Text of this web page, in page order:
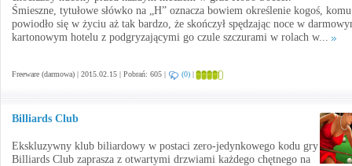
Śmieszne, tytułowe słówko na „H” oznacza bowiem określenie kogoś,
powiodło się w życiu aż tak bardzo, że skończył spędzając noce w
kartonowym hotelu z podgryzającymi go czule szczurami w rolach w...
Freeware (darmowa) | 2015.02.15 | Pobrań: 605 | (0) |
Billiards Club
Ekskluzywny klub biliardowy w postaci zero-jedynkowego kodu gry
Billiards Club zaprasza z otwartymi drzwiami każdego chętnego na